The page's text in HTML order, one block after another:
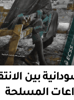
بين
المسلحة